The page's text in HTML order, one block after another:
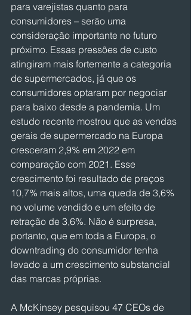
para varejistas quanto para
consumidores – serão uma
consideração importante no futuro
próximo. Essas pressões de custo
atingiram mais fortemente a categoria
de supermercados, já que os
consumidores optaram por negociar
para baixo desde a pandemia. Um
estudo recente mostrou que as vendas
gerais de supermercado na Europa
cresceram 2,9% em 2022 em
comparação com 2021. Esse
crescimento foi resultado de preços
10,7% mais altos, uma queda de 3,6%
no volume vendido e um efeito de
retração de 3,6%. Não é surpresa,
portanto, que em toda a Europa, o
downtrading do consumidor tenha
levado a um crescimento substancial
das marcas próprias.
A McKinsey pesquisou 47 CEOs de